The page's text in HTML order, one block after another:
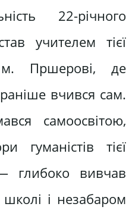
22-річного
учителем тієї
Пршерові, де
вчився сам.
самоосвітою,
гуманістів тієї
глибоко вивчав
і незабаром